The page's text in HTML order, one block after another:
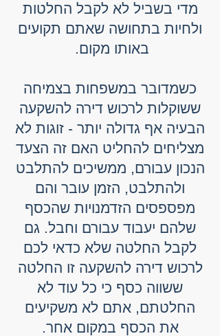
מדי בשביל לא לקבל החלטות
ולחיות בתחושה שאתם תקועים
באותו מקום.
כשמדובר במשפחות בצמיחה
ששוקלות לרכוש דירה להשקעה
הבעיה אף גדולה יותר - זוגות לא
מצליחים להחליט האם זה הצעד
הנכון עבורם, ממשיכים להתלבט
ולהתלבט, הזמן עובר והם
מפספסים הזדמנויות שהכסף
שלהם יעבוד עבורם וחבל. גם
לקבל החלטה שלא כדאי לכם
לרכוש דירה להשקעה זו החלטה
ששווה כסף כי כל עוד לא
החלטתם, אתם לא משקיעים
את הכסף במקום אחר.